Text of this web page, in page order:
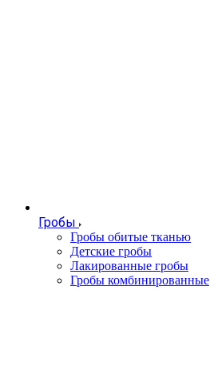
Гробы
Гробы обитые тканью
Детские гробы
Лакированные гробы
Гробы комбинированные